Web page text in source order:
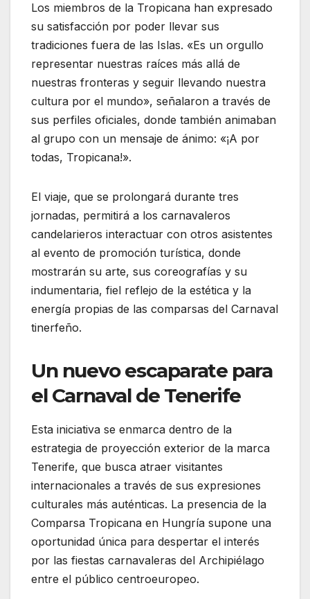
Los miembros de la Tropicana han expresado
su satisfacción por poder llevar sus
tradiciones fuera de las Islas. «Es un orgullo
representar nuestras raíces más allá de
nuestras fronteras y seguir llevando nuestra
cultura por el mundo», señalaron a través de
sus perfiles oficiales, donde también animaban
al grupo con un mensaje de ánimo: «¡A por
todas, Tropicana!».
El viaje, que se prolongará durante tres
jornadas, permitirá a los carnavaleros
candelarieros interactuar con otros asistentes
al evento de promoción turística, donde
mostrarán su arte, sus coreografías y su
indumentaria, fiel reflejo de la estética y la
energía propias de las comparsas del Carnaval
tinerfeño.
Un nuevo escaparate para
el Carnaval de Tenerife
Esta iniciativa se enmarca dentro de la
estrategia de proyección exterior de la marca
Tenerife, que busca atraer visitantes
internacionales a través de sus expresiones
culturales más auténticas. La presencia de la
Comparsa Tropicana en Hungría supone una
oportunidad única para despertar el interés
por las fiestas carnavaleras del Archipiélago
entre el público centroeuropeo.